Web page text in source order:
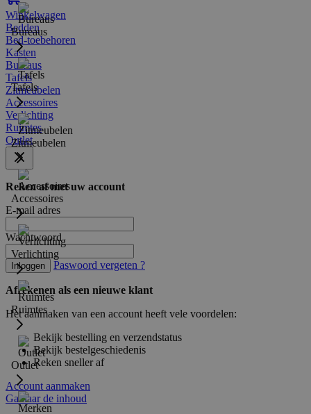
Winkelwagen
Bureaus
Tafels
Zitmeubelen
Accessoires
Verlichting
Ruimtes
Outlet
Bedden
Bed-toebehoren
Kasten
Bureaus
Tafels
Zitmeubelen
Accessoires
Verlichting
Ruimtes
Outlet
Reken af met uw account
E-mail adres
Wachtwoord
Inloggen Paswoord vergeten ?
Afrekenen als een nieuwe klant
Het aanmaken van een account heeft vele voordelen:
Bekijk bestelling en verzendstatus
Bekijk bestelgeschiedenis
Reken sneller af
Account aanmaken
Ga naar de inhoud